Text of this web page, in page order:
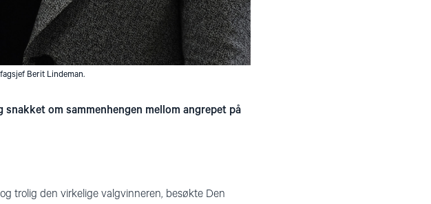
Berit Lindeman.
om sammenhengen mellom angrepet på
trolig den virkelige valgvinneren, besøkte Den